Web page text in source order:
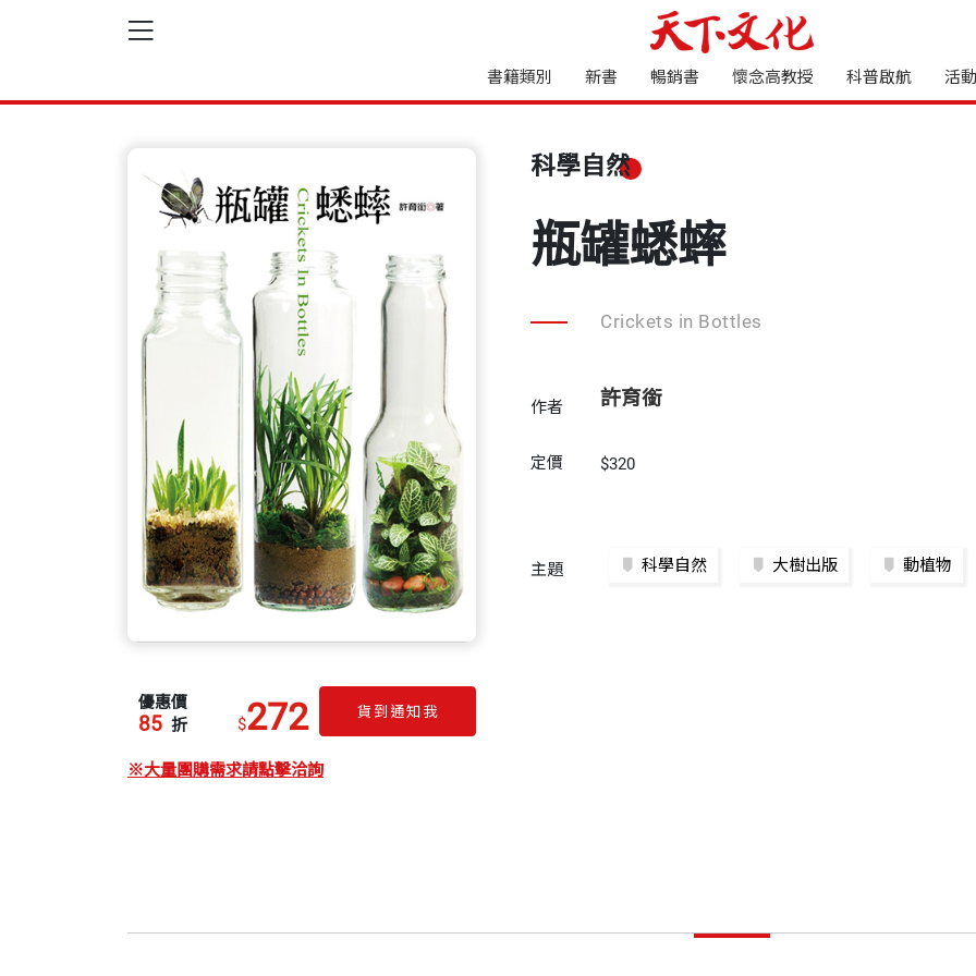
書籍類別 新書 暢銷書 懷念高教授 科普啟航 活動
科學自然
優惠價
85 折 $272 貨到通知我
※大量團購需求請點擊洽詢
瓶罐蟋蟀
Crickets in Bottles
作者 許育銜
定價 $320
主題 科學自然 大樹出版 動植物